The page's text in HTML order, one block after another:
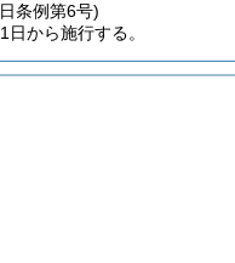
条例第6号)
から施行する。